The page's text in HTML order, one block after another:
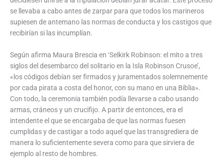
se llevaba a cabo antes de zarpar para que todos los marineros
supiesen de antemano las normas de conducta y los castigos que
recibirían si las incumplían.
Según afirma Maura Brescia en ‘Selkirk Robinson: el mito a tres
siglos del desembarco del solitario en la Isla Robinson Crusoe’,
«los códigos debían ser firmados y juramentados solemnemente
por cada pirata a costa del honor, con su mano en una Biblia».
Con todo, la ceremonia también podía llevarse a cabo usando
armas, cráneos y un crucifijo. A partir de entonces, era el
intendente el que se encargaba de que las normas fuesen
cumplidas y de castigar a todo aquel que las transgrediera de
manera lo suficientemente severa como para que sirviera de
ejemplo al resto de hombres.